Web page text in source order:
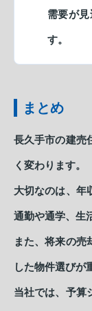
需要が
す。
まとめ
長久手市の建売
く変わります。
大切なのは、年
通勤や通学、生
また、将来の売
した物件選びが
当社では、予算